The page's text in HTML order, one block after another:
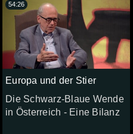
Europa und der Stier
Die Schwarz-Blaue Wende
in Österreich - Eine Bilanz
54:26